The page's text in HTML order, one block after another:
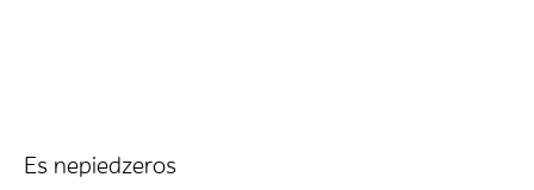
Es nepiedzeros